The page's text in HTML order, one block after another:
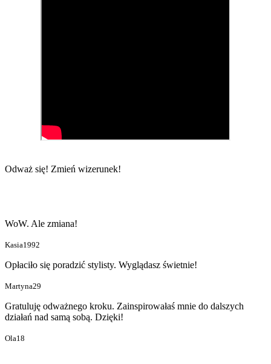
Odważ się! Zmień wizerunek!
WoW. Ale zmiana!
Kasia1992
Opłaciło się poradzić stylisty. Wyglądasz świetnie!
Martyna29
Gratuluję odważnego kroku. Zainspirowałaś mnie do dalszych
działań nad samą sobą. Dzięki!
Ola18